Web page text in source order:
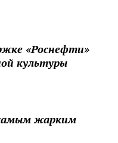
«Роснефти»
культуры
жарким